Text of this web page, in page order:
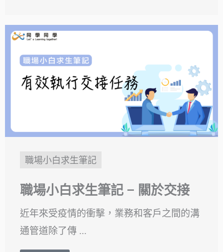
職場小白求生筆記
職場小白求生筆記 – 關於交接
近年來受疫情的衝擊，業務和客戶之間的溝
通管道除了傳 ...